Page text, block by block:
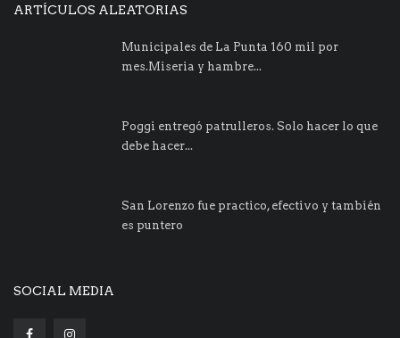
ARTÍCULOS ALEATORIAS
Municipales de La Punta 160 mil por
mes.Miseria y hambre...
Poggi entregó patrulleros. Solo hacer lo que
debe hacer...
San Lorenzo fue practico, efectivo y también
es puntero
SOCIAL MEDIA